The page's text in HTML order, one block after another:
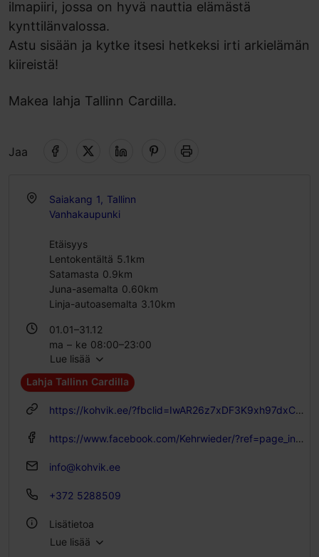
ilmapiiri, jossa on hyvä nauttia elämästä
kynttilänvalossa.
Astu sisään ja kytke itsesi hetkeksi irti arkielämän
kiireistä!
Makea lahja Tallinn Cardilla.
Jaa
Saiakang 1, Tallinn
Vanhakaupunki
Etäisyys
Lentokentältä 5.1km
Satamasta 0.9km
Juna-asemalta 0.60km
Linja-autoasemalta 3.10km
01.01–31.12
ma – ke 08:00–23:00
pe – la 08:00–01:00
su 08:00–23:00
Lue lisää
Lahja Tallinn Cardilla
https://kohvik.ee/?fbclid=IwAR26z7xDF3K9xh97dxCzh29SZV0g20R-cZFctcARFzT4vBLej-69-xpRcLI
https://www.facebook.com/Kehrwieder/?ref=page_internal
info@kohvik.ee
+372 5288509
Lisätietoa
Lue lisää